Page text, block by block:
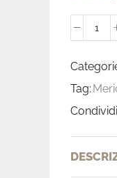
Tag:
Condividi